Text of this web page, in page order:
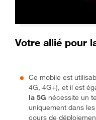
Votre allié pour
Ce mobile est
4G, 4G+), et il est
la 5G nécessite un
uniquement dans
cours de